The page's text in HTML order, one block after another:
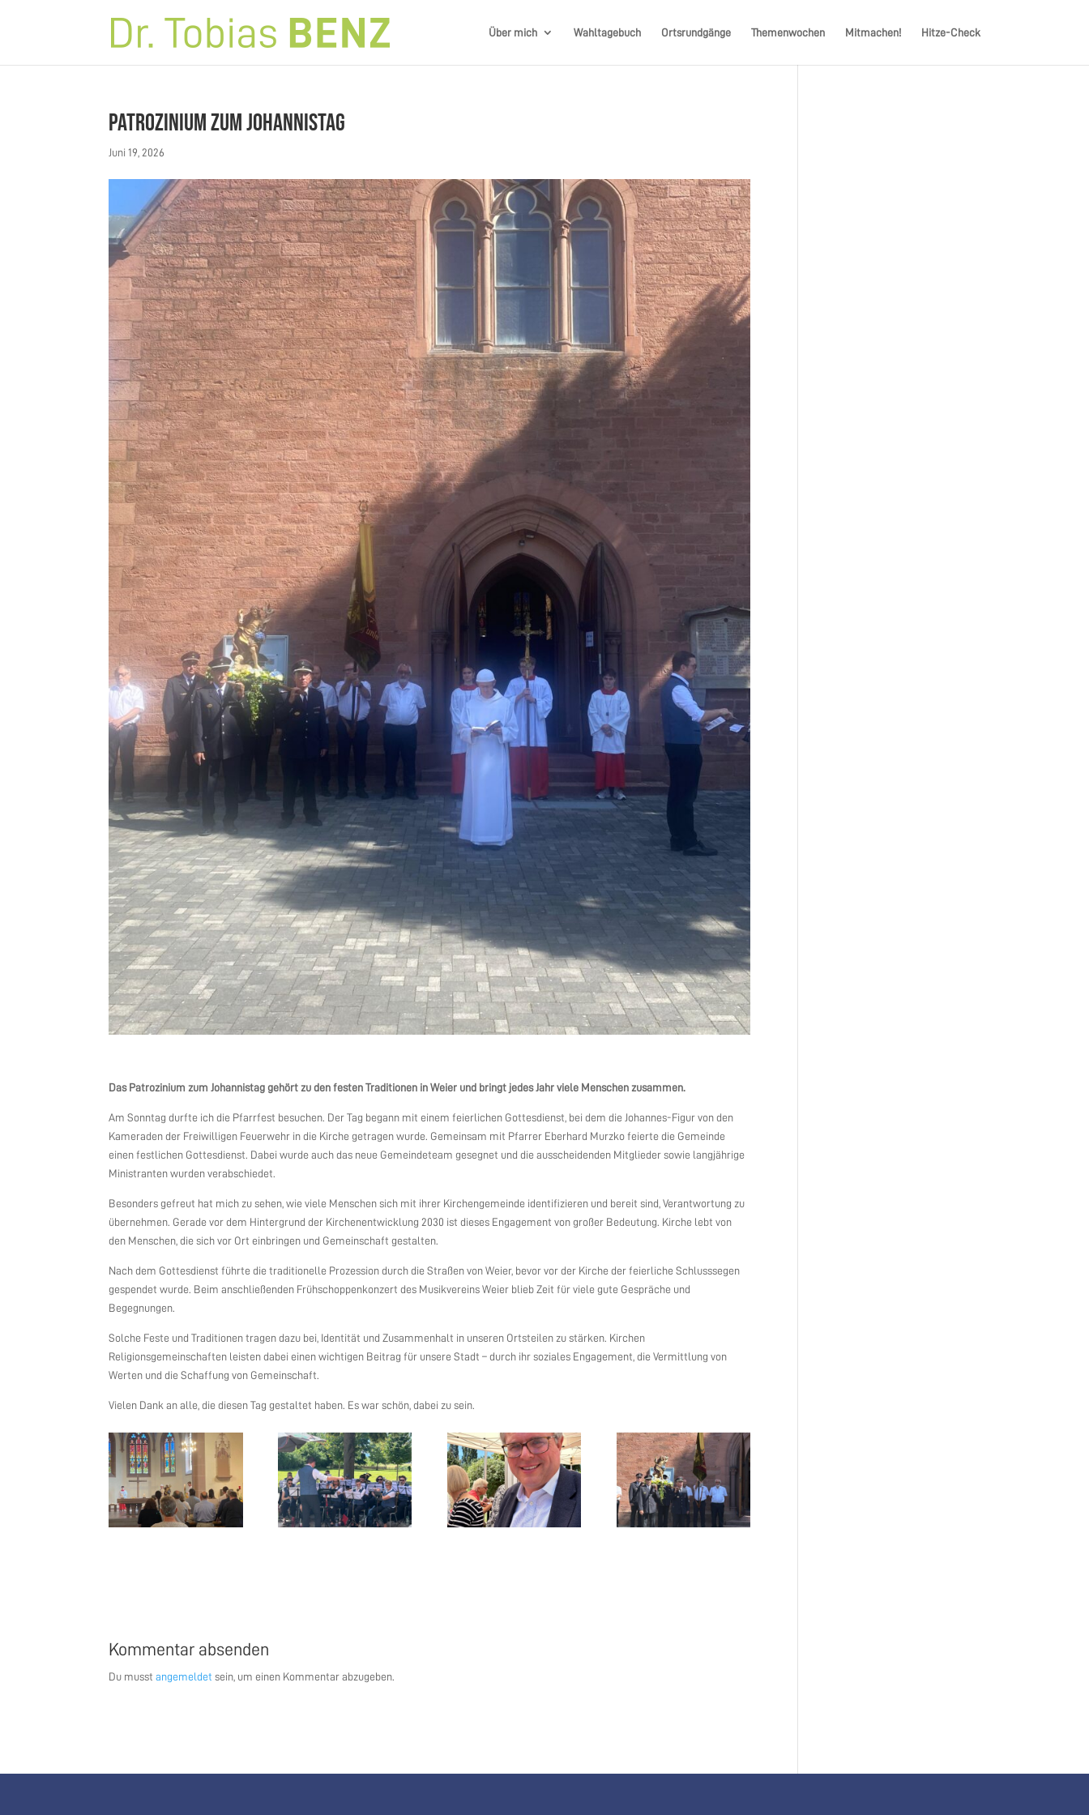
Über mich Wahltagebuch Ortsrundgänge Themenwochen Mitmachen! Hitze-Check
Patrozinium zum Johannistag
Juni 19, 2026
Das Patrozinium zum Johannistag gehört zu den festen Traditionen in Weier und bringt jedes Jahr viele Menschen zusammen.
Am Sonntag durfte ich die Pfarrfest besuchen. Der Tag begann mit einem feierlichen Gottesdienst, bei dem die Johannes-Figur von den
Kameraden der Freiwilligen Feuerwehr in die Kirche getragen wurde. Gemeinsam mit Pfarrer Eberhard Murzko feierte die Gemeinde
einen festlichen Gottesdienst. Dabei wurde auch das neue Gemeindeteam gesegnet und die ausscheidenden Mitglieder sowie langjährige
Ministranten wurden verabschiedet.
Besonders gefreut hat mich zu sehen, wie viele Menschen sich mit ihrer Kirchengemeinde identifizieren und bereit sind, Verantwortung zu
übernehmen. Gerade vor dem Hintergrund der Kirchenentwicklung 2030 ist dieses Engagement von großer Bedeutung. Kirche lebt von
den Menschen, die sich vor Ort einbringen und Gemeinschaft gestalten.
Nach dem Gottesdienst führte die traditionelle Prozession durch die Straßen von Weier, bevor vor der Kirche der feierliche Schlusssegen
gespendet wurde. Beim anschließenden Frühschoppenkonzert des Musikvereins Weier blieb Zeit für viele gute Gespräche und
Begegnungen.
Solche Feste und Traditionen tragen dazu bei, Identität und Zusammenhalt in unseren Ortsteilen zu stärken. Kirchen
Religionsgemeinschaften leisten dabei einen wichtigen Beitrag für unsere Stadt – durch ihr soziales Engagement, die Vermittlung von
Werten und die Schaffung von Gemeinschaft.
Vielen Dank an alle, die diesen Tag gestaltet haben. Es war schön, dabei zu sein.
Kommentar absenden
Du musstangemeldet sein, um einen Kommentar abzugeben.